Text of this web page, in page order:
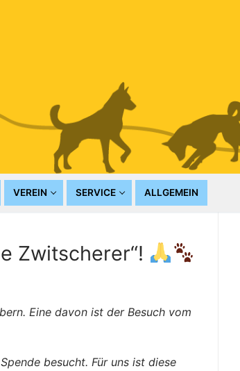
VEREIN SERVICE ALLGEMEIN
Zwitscherer“!
Eine davon ist der Besuch vom
besucht. Für uns ist diese